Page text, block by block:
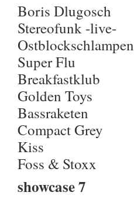
Boris Dlugosch
Stereofunk -live-
Ostblockschlampen
Super Flu
Breakfastklub
Golden Toys
Bassraketen
Compact Grey
Kiss
Foss & Stoxx
showcase 7